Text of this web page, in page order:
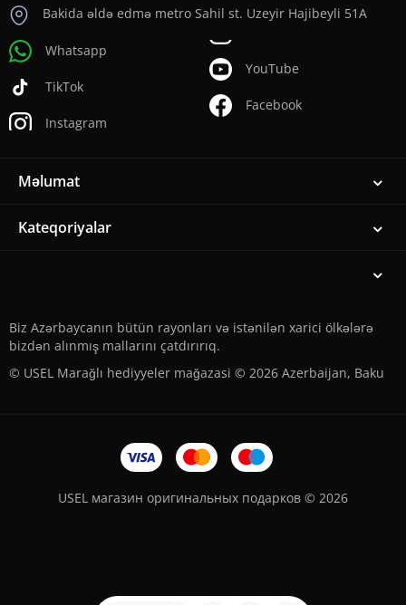
Bakida əldə edmə metro Sahil st. Uzeyir Hajibeyli 51A
Whatsapp
TikTok
Instagram
YouTube
Facebook
Məlumat
Kateqoriyalar
Biz Azərbaycanın bütün rayonları və istənilən xarici ölkələrə
bizdən alınmış mallarını çatdırırıq.
© USEL Marağlı hediyyeler mağazasi © 2026 Azerbaijan, Baku
USEL магазин оригинальных подарков © 2026